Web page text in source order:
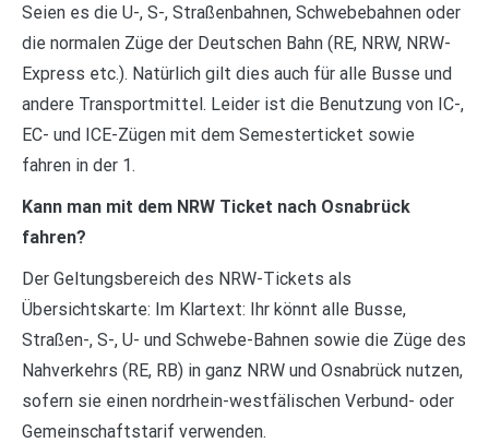
Seien es die U-, S-, Straßenbahnen, Schwebebahnen oder
die normalen Züge der Deutschen Bahn (RE, NRW, NRW-
Express etc.). Natürlich gilt dies auch für alle Busse und
andere Transportmittel. Leider ist die Benutzung von IC-,
EC- und ICE-Zügen mit dem Semesterticket sowie
fahren in der 1.
Kann man mit dem NRW Ticket nach Osnabrück
fahren?
Der Geltungsbereich des NRW-Tickets als
Übersichtskarte: Im Klartext: Ihr könnt alle Busse,
Straßen-, S-, U- und Schwebe-Bahnen sowie die Züge des
Nahverkehrs (RE, RB) in ganz NRW und Osnabrück nutzen,
sofern sie einen nordrhein-westfälischen Verbund- oder
Gemeinschaftstarif verwenden.